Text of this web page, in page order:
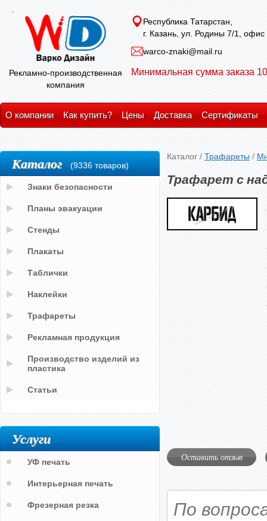
Рекламно-производственная
компания
Республика Татарстан,
г. Казань, ул. Родины 7/1, офис
warco-znaki@mail.ru
Минимальная сумма заказа
О компании Как купить? Цены Доставка Сертификаты
Каталог / Трафареты /
Трафарет с
Оставить отзыв
По
Каталог (9336 товаров)
Знаки безопасности
Планы эвакуации
Стенды
Плакаты
Таблички
Наклейки
Трафареты
Рекламная продукция
Производство изделий из
пластика
Статьи
Услуги
УФ печать
Интерьерная печать
Фрезерная резка